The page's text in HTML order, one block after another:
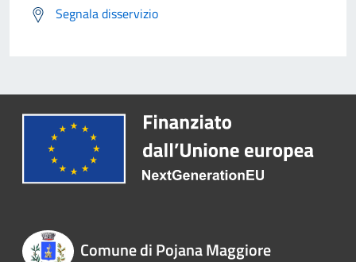
Segnala disservizio
Comune di Pojana Maggiore